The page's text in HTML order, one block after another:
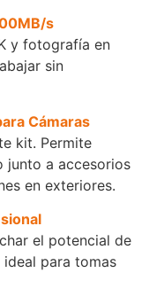
s
y fotografía en
sin
Cámaras
kit. Permite
junto a accesorios
en exteriores.
el potencial de
para tomas